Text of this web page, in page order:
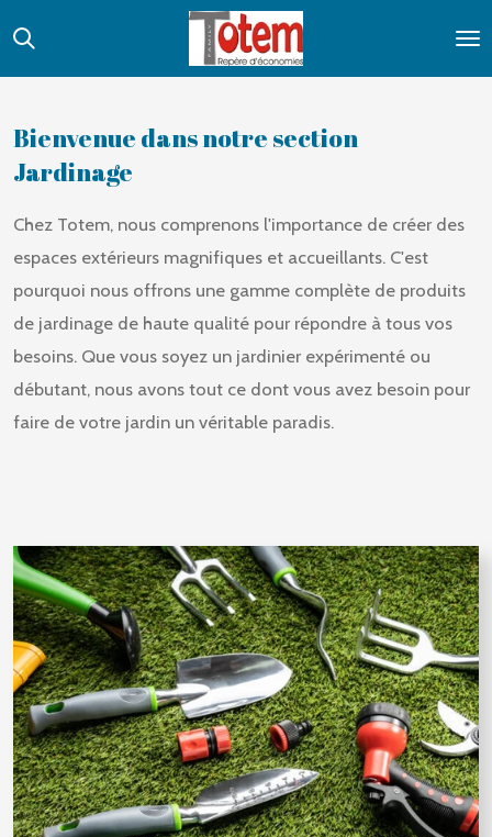
Passer
principal
Bienvenue dans notre section
Jardinage
Chez Totem, nous comprenons l'importance de créer des
espaces extérieurs magnifiques et accueillants. C'est
pourquoi nous offrons une gamme complète de produits
de jardinage de haute qualité pour répondre à tous vos
besoins. Que vous soyez un jardinier expérimenté ou
débutant, nous avons tout ce dont vous avez besoin pour
faire de votre jardin un véritable paradis.